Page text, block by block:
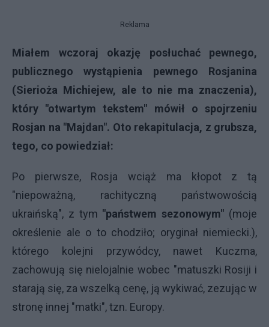
Reklama
Miałem wczoraj okazję posłuchać pewnego,
publicznego wystąpienia pewnego Rosjanina
(Sierioża Michiejew, ale to nie ma znaczenia),
który "otwartym tekstem" mówił o spojrzeniu
Rosjan na "Majdan". Oto rekapitulacja, z grubsza,
tego, co powiedział:
Po pierwsze, Rosja wciąż ma kłopot z tą
"niepoważną, rachityczną państwowością
ukraińską", z tym "państwem sezonowym" (moje
określenie ale o to chodziło; oryginał niemiecki.),
którego kolejni przywódcy, nawet Kuczma,
zachowują się nielojalnie wobec "matuszki Rosiji i
starają się, za wszelką cenę, ją wykiwać, zezując w
stronę innej "matki", tzn. Europy.